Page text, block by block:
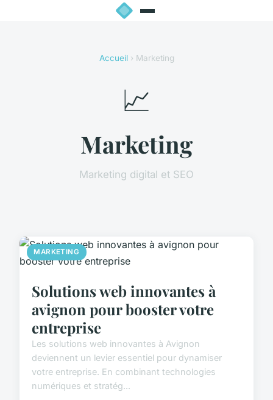
Accueil› Marketing
📈
Marketing
Marketing digital et SEO
MARKETING
Solutions web innovantes à
avignon pour booster votre
entreprise
Les solutions web innovantes à Avignon
deviennent un levier essentiel pour dynamiser
votre entreprise. En combinant technologies
numériques et stratég...